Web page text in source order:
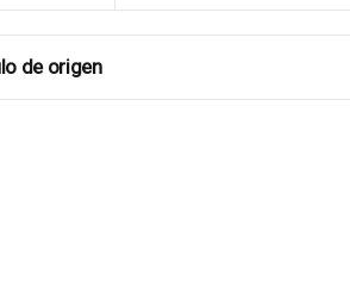
de origen